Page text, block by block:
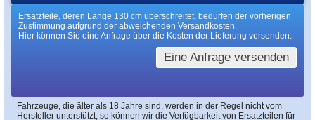
Ersatzteile, deren Länge 130 cm überschreitet, bedürfen der vorherigen
Zustimmung aufgrund der abweichenden Versandkosten.
Hier können Sie eine Anfrage über die Kosten der Lieferung versenden.
Eine Anfrage versenden
Fahrzeuge, die älter als 18 Jahre sind, werden in der Regel nicht vom
Hersteller unterstützt, so können wir die Verfügbarkeit von Ersatzteilen für